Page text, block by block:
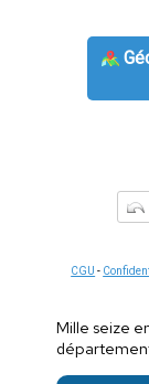
CGU -
Mille seize